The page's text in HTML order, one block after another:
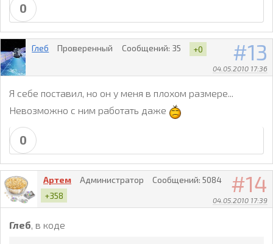
0
13
04.05.2010 17:36
Глеб Проверенный Сообщений: 35 +0
Я себе поставил, но он у меня в плохом размере...
Невозможно с ним работать даже
0
14
04.05.2010 17:39
Артем Администратор Сообщений: 5084
+358
Глеб, в коде